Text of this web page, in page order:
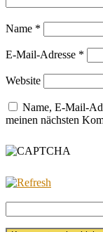
Name *
E-Mail-Adresse *
Website
Name, E-Mail-
meinen nächsten